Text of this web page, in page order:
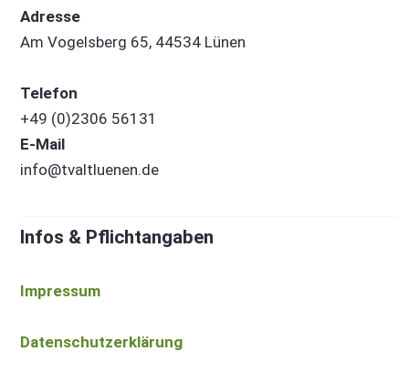
Adresse
Am Vogelsberg 65, 44534 Lünen
Telefon
+49 (0)2306 56131
E-Mail
info@tvaltluenen.de
Infos & Pflichtangaben
Impressum
Datenschutzerklärung